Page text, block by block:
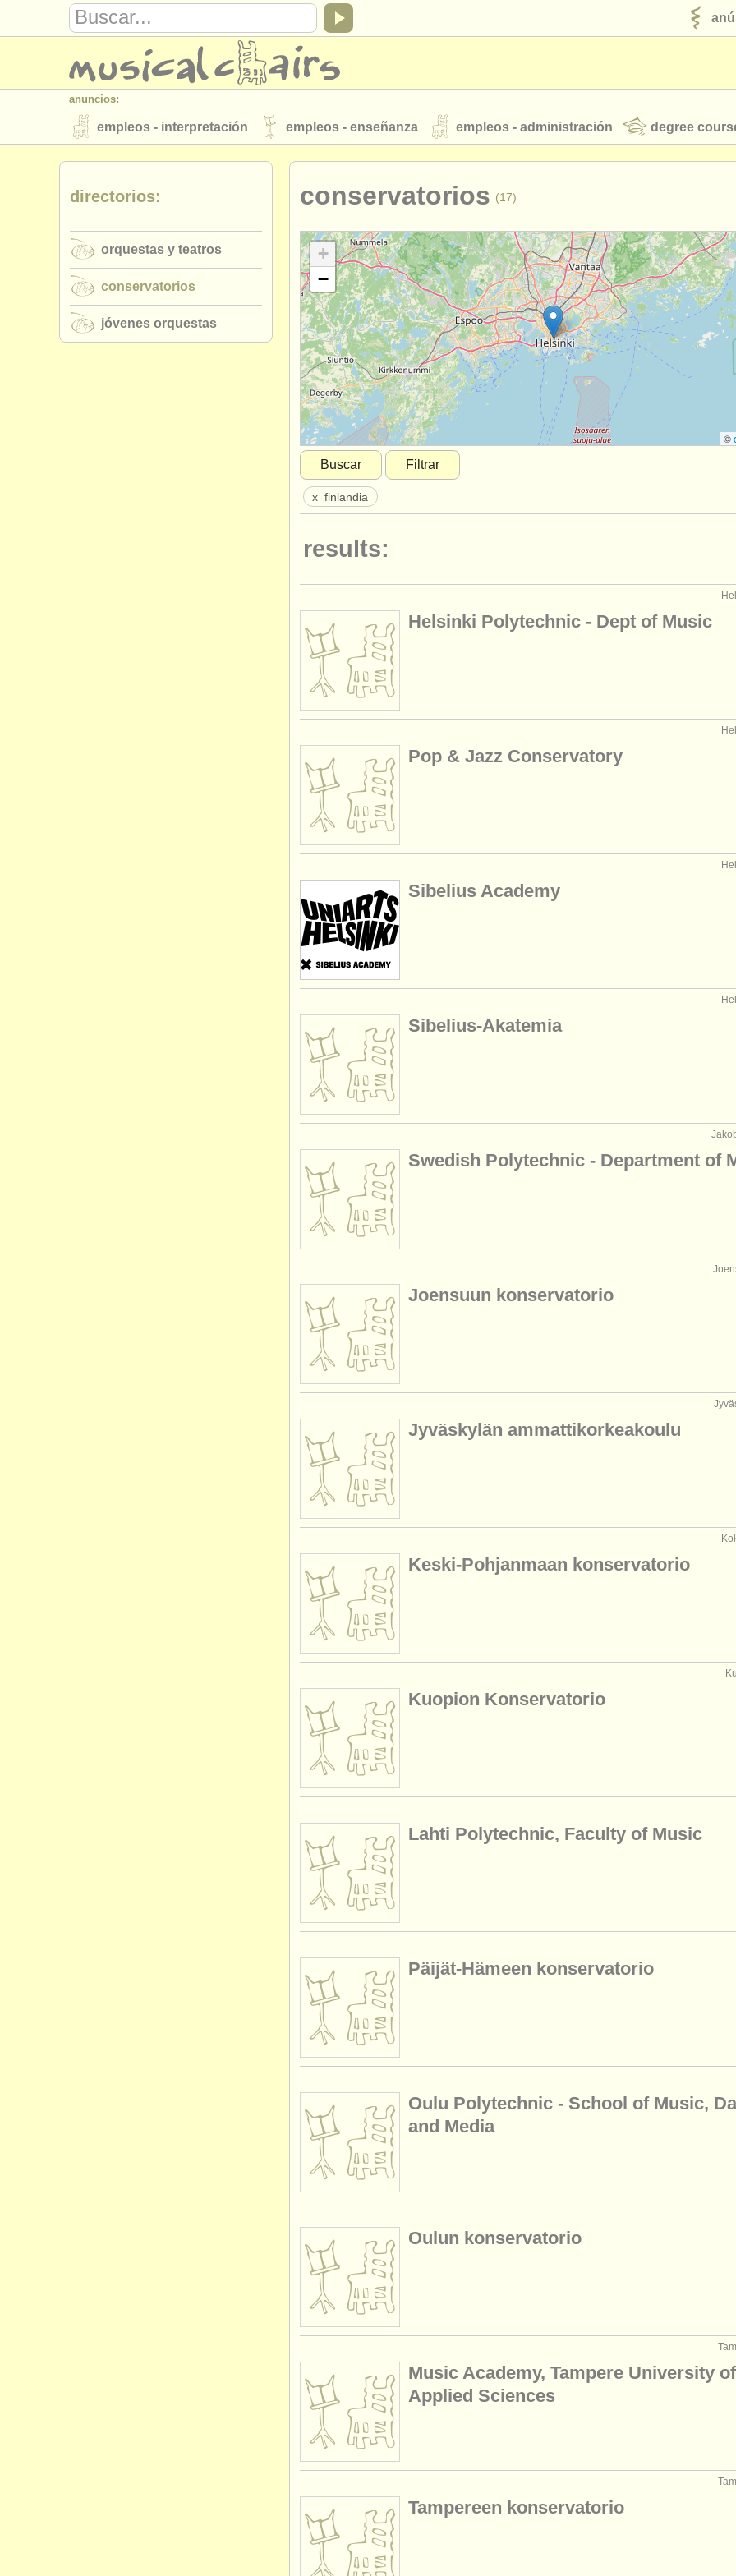
anuncios:
empleos - interpretación empleos - enseñanza empleos - administración degree
instrumentos en venta instrumentos robados
directorios:
musicalchairs:
contáctenos fuentes rss noticias sobre música clásica
editor:
anúnciese con nosotros find out about ourATS ATSfaq iniciar sesión
conservatorios (17)
+
−
©
Buscar
Filtrar
x finlandia
results:
Helsinki Polytechnic - Dept of Music
Pop & Jazz Conservatory
Sibelius Academy
Sibelius-Akatemia
Swedish Polytechnic - Department of
Joensuun konservatorio
Jyväskylän ammattikorkeakoulu
Keski-Pohjanmaan konservatorio
Kuopion Konservatorio
Lahti Polytechnic, Faculty of Music
Päijät-Hämeen konservatorio
Oulu Polytechnic - School of Music,
and Media
Oulun konservatorio
Music Academy, Tampere University of
Applied Sciences
Tampereen konservatorio
directorios:
orquestas y teatros
conservatorios
jóvenes orquestas